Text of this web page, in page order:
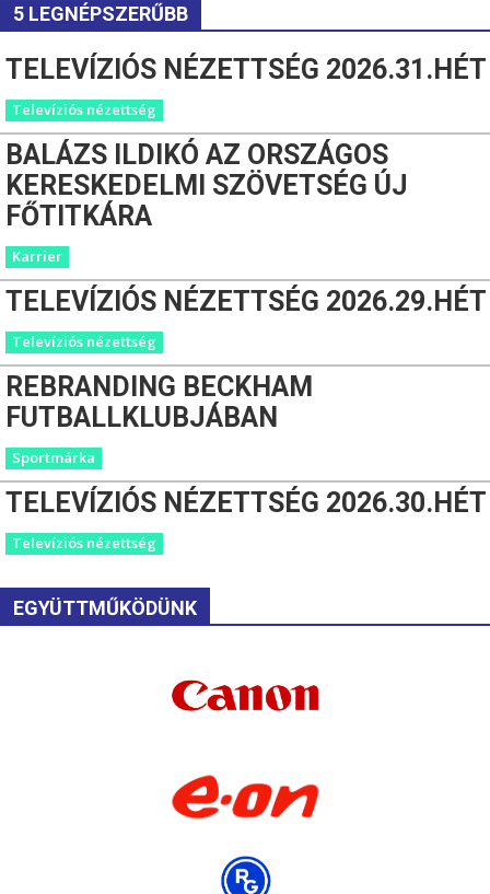
5 LEGNÉPSZERŰBB
TELEVÍZIÓS NÉZETTSÉG 2026.31.HÉT
Televíziós nézettség
BALÁZS ILDIKÓ AZ ORSZÁGOS
KERESKEDELMI SZÖVETSÉG ÚJ
FŐTITKÁRA
Karrier
TELEVÍZIÓS NÉZETTSÉG 2026.29.HÉT
Televíziós nézettség
REBRANDING BECKHAM
FUTBALLKLUBJÁBAN
Sportmárka
TELEVÍZIÓS NÉZETTSÉG 2026.30.HÉT
Televíziós nézettség
EGYÜTTMŰKÖDÜNK